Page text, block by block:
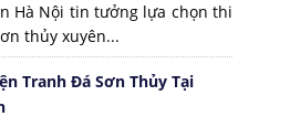
Hà Nội tin tưởng lựa chọn thi
thủy xuyên...
Tranh Đá Sơn Thủy Tại